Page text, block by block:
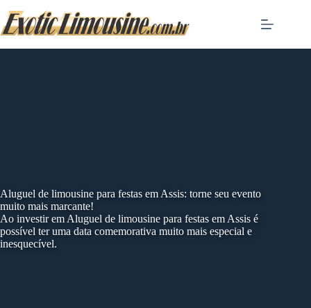
to
content
Aluguel de limousine para festas em Assis: torne seu evento
muito mais marcante!
Ao investir em Aluguel de limousine para festas em Assis é
possível ter uma data comemorativa muito mais especial e
inesquecível.